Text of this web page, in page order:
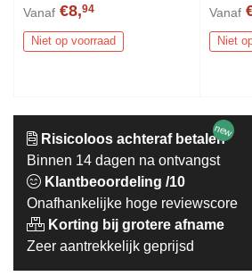
Vanaf €8,94
Niet op voorraad
Vanaf
Niet
Risicoloos achteraf betalen
Binnen 14 dagen na ontvangst
new
Klantbeoordeling /10
Onafhankelijke hoge reviewscore
Korting bij grotere afname
Zeer aantrekkelijk geprijsd